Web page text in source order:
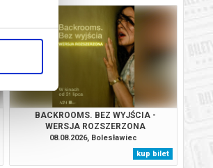
BACKROOMS. BEZ WYJŚCIA -
WERSJA ROZSZERZONA
08.08.2026, Bolesławiec
kup bilet